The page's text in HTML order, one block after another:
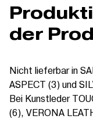
der
Nicht lieferbar in
ASPECT (3) und
Bei Kunstleder
(6), VERONA